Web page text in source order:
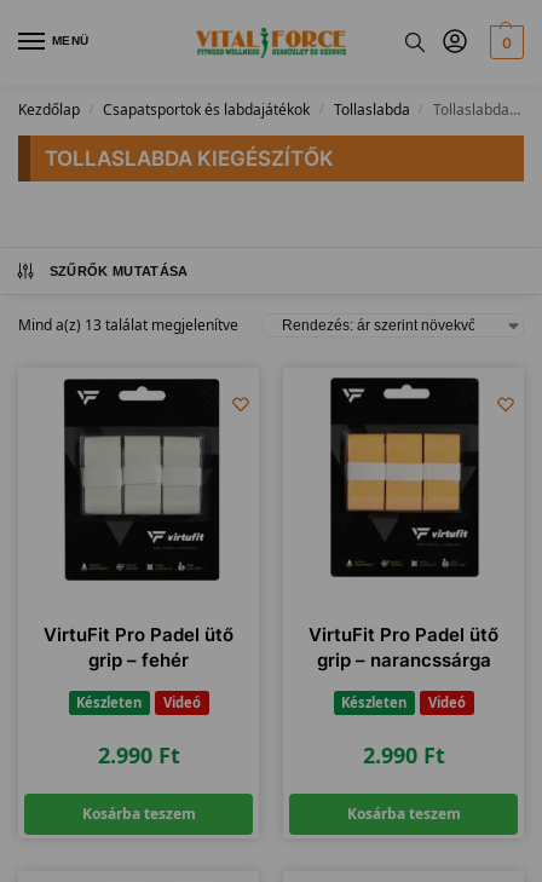
MENÜ 0
Kezdőlap / Csapatsportok és labdajátékok / Tollaslabda / Tollaslabda kiegészítők
TOLLASLABDA KIEGÉSZÍTŐK
SZŰRŐK MUTATÁSA
Mind a(z) 13 találat megjelenítve
VirtuFit Pro Padel ütő
grip – fehér
Készleten Videó
2.990 Ft
Kosárba teszem
VirtuFit Pro Padel ütő
grip – narancssárga
Készleten Videó
2.990 Ft
Kosárba teszem